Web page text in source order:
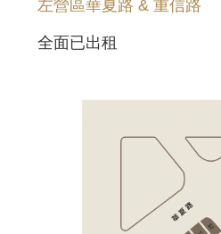
左營區華夏路 & 重信路
全面已出租